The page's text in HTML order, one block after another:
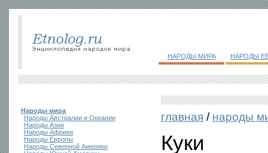
НАРОДЫ МИРА НАРОДЫ
Народы мира
Народы Австралии и Океании
Народы Азии
Народы Африки
Народы Европы
Народы Северной Америки
главная / народы
Куки